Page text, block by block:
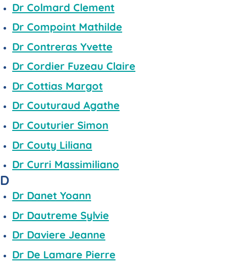
Dr Colmard Clement
Dr Compoint Mathilde
Dr Contreras Yvette
Dr Cordier Fuzeau Claire
Dr Cottias Margot
Dr Couturaud Agathe
Dr Couturier Simon
Dr Couty Liliana
Dr Curri Massimiliano
D
Dr Danet Yoann
Dr Dautreme Sylvie
Dr Daviere Jeanne
Dr De Lamare Pierre